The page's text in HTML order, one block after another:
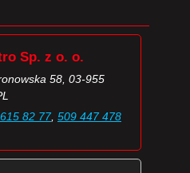
Sp. z o. o.
58, 03-955
82 77, 509 447 478